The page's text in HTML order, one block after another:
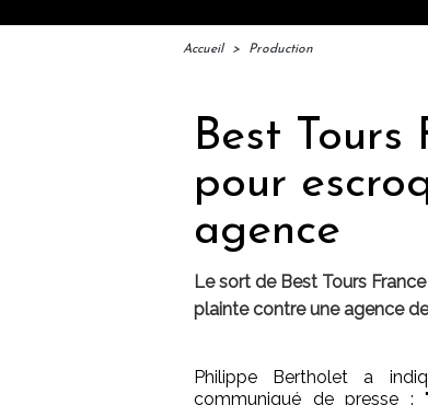
Accueil > Production
Best
pour
agence
Le sort de Best Tours
plainte contre une agence
Philippe Bertholet a
communiqué de presse : "